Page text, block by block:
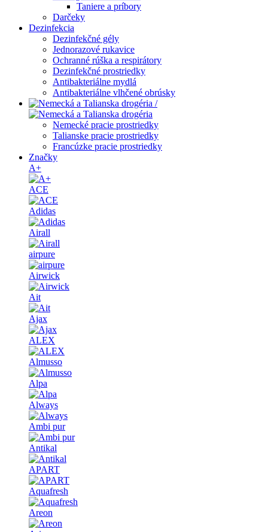
Taniere a príbory
Darčeky
Dezinfekcia
Dezinfekčné gély
Jednorazové rukavice
Ochranné rúška a respirátory
Dezinfekčné prostriedky
Antibakteriálne mydlá
Antibakteriálne vlhčené obrúsky
/
Nemecké pracie prostriedky
Talianske pracie prostriedky
Francúzke pracie prostriedky
Značky
A+
ACE
Adidas
Airall
airpure
Airwick
Ait
Ajax
ALEX
Almusso
Alpa
Always
Ambi pur
Antikal
APART
Aquafresh
Areon